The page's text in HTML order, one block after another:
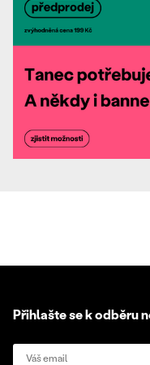
Přihlašte se k odběru